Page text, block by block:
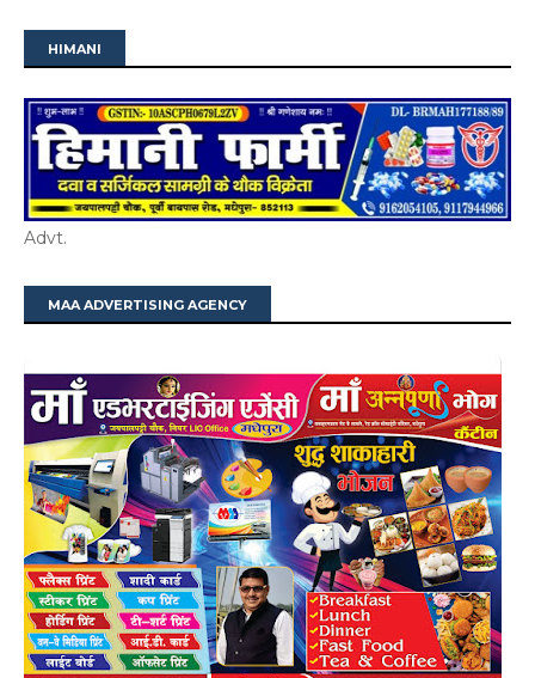
HIMANI
Advt.
MAA ADVERTISING AGENCY